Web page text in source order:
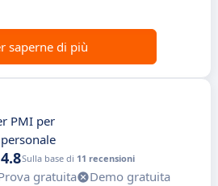
saperne di più
PMI per
4.8Sulla base di 11 recensioni
gratuita
Demo gratuita